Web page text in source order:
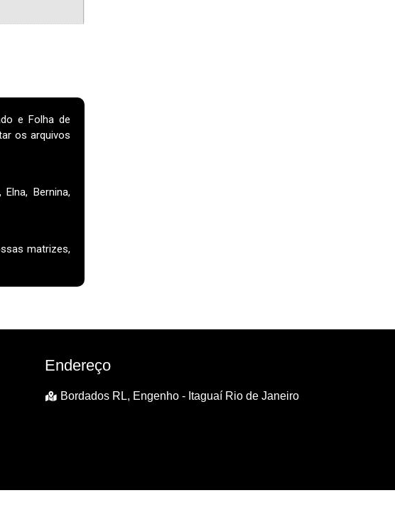
e Folha de
os arquivos
Bernina,
matrizes,
Endereço
Bordados RL, Engenho - Itaguaí Rio de Janeiro